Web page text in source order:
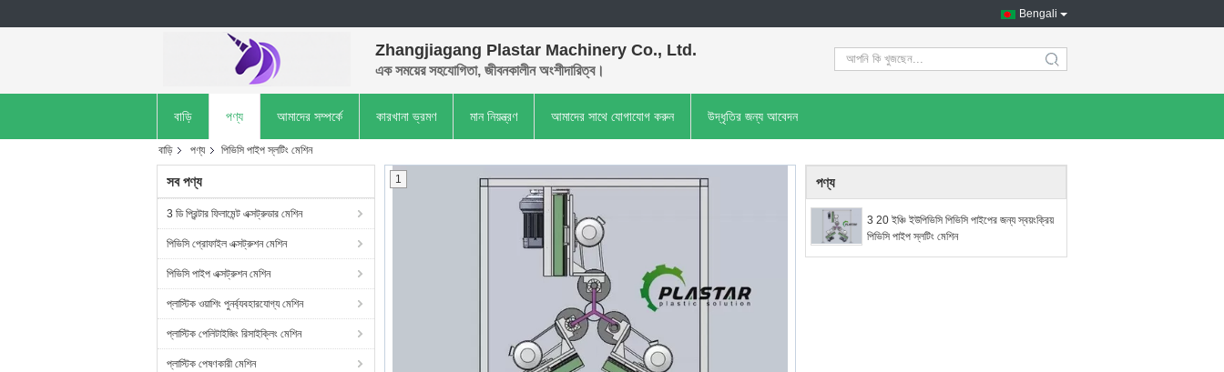
Bengali
Zhangjiagang Plastar Machinery Co., Ltd.
এক সময়ের সহযোগিতা, জীবনকালীন অংশীদারিত্ব। search
বাড়ি পণ্য আমাদের সম্পর্কে কারখানা ভ্রমণ মান নিয়ন্ত্রণ আমাদের সাথে যোগাযোগ করুন উদ্ধৃতির জন্য আবেদন
বাড়ি পণ্য পিভিসি পাইপ স্লটিং মেশিন
সব পণ্য
3 ডি প্রিন্টার ফিলামেন্ট এক্সট্রুডার মেশিন
পিভিসি প্রোফাইল এক্সট্রুশন মেশিন
পিভিসি পাইপ এক্সট্রুশন মেশিন
প্লাস্টিক ওয়াশিং পুনর্ব্যবহারযোগ্য মেশিন
প্লাস্টিক পেলিটাইজিং রিসাইক্লিং মেশিন
প্লাস্টিক পেষণকারী মেশিন
1 পণ্য
3 20 ইঞ্চি ইউপিভিসি পিভিসি পাইপের জন্য স্বয়ংক্রিয়
পিভিসি পাইপ স্লটিং মেশিন